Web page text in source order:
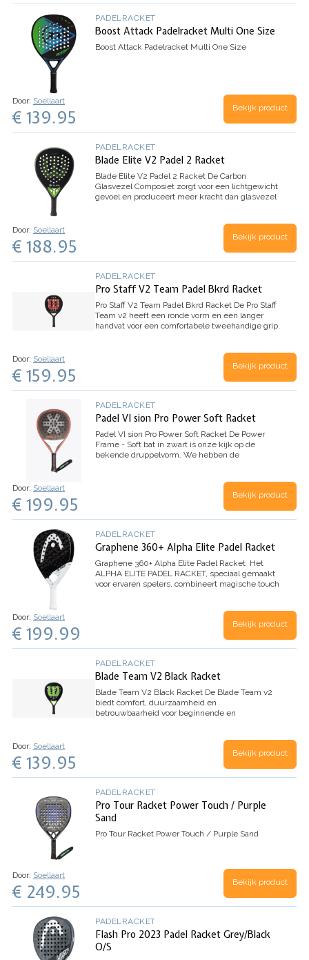
PADELRACKET
Boost Attack Padelracket Multi One Size
Boost Attack Padelracket Multi One Size
Door: Soellaart
€ 139.95 Bekijk product
PADELRACKET
Blade Elite V2 Padel 2 Racket
Blade Elite V2 Padel 2 Racket De Carbon
Glasvezel Composiet zorgt voor een lichtgewicht
gevoel en produceert meer kracht dan glasvezel
Door: Soellaart
€ 188.95 Bekijk product
PADELRACKET
Pro Staff V2 Team Padel Bkrd Racket
Pro Staff V2 Team Padel Bkrd Racket De Pro Staff
Team v2 heeft een ronde vorm en een langer
handvat voor een comfortabele tweehandige grip.
Door: Soellaart
€ 159.95 Bekijk product
PADELRACKET
Padel VI sion Pro Power Soft Racket
Padel VI sion Pro Power Soft Racket De Power
Frame - Soft bat in zwart is onze kijk op de
bekende druppelvorm. We hebben de
Door: Soellaart
€ 199.95 Bekijk product
PADELRACKET
Graphene 360+ Alpha Elite Padel Racket
Graphene 360+ Alpha Elite Padel Racket Het
ALPHA ELITE PADEL RACKET, speciaal gemaakt
voor ervaren spelers, combineert magische touch
Door: Soellaart
€ 199.99 Bekijk product
PADELRACKET
Blade Team V2 Black Racket
Blade Team V2 Black Racket De Blade Team v2
biedt comfort, duurzaamheid en
betrouwbaarheid voor beginnende en
constructie wordt gecombineerd met…
Door: Soellaart
€ 139.95 Bekijk product
PADELRACKET
Pro Tour Racket Power Touch / Purple
Sand
Pro Tour Racket Power Touch / Purple Sand
Door: Soellaart
€ 249.95 Bekijk product
PADELRACKET
Flash Pro 2023 Padel Racket Grey/Black
O/S